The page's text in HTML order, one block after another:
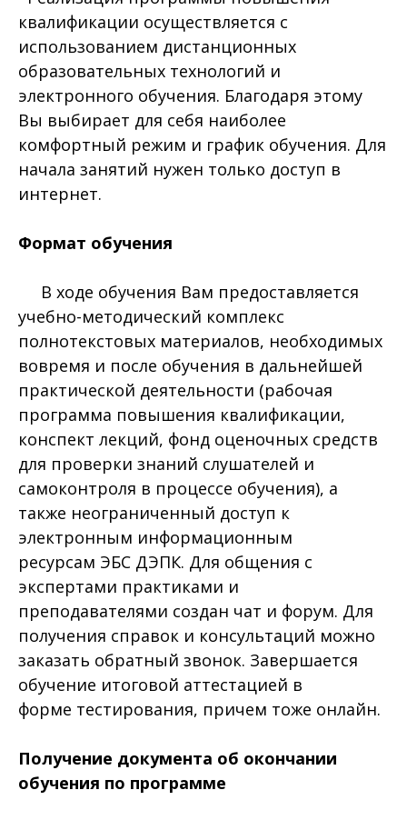
квалификации осуществляется с
использованием дистанционных
образовательных технологий и
электронного обучения. Благодаря этому
Вы выбирает для себя наиболее
комфортный режим и график обучения. Для
начала занятий нужен только доступ в
интернет.
Формат обучения
В ходе обучения Вам предоставляется
учебно-методический комплекс
полнотекстовых материалов, необходимых
вовремя и после обучения в дальнейшей
практической деятельности (рабочая
программа повышения квалификации,
конспект лекций, фонд оценочных средств
для проверки знаний слушателей и
самоконтроля в процессе обучения), а
также неограниченный доступ к
электронным информационным
ресурсам ЭБС ДЭПК. Для общения с
экспертами практиками и
преподавателями создан чат и форум. Для
получения справок и консультаций можно
заказать обратный звонок. Завершается
обучение итоговой аттестацией в
форме тестирования, причем тоже онлайн.
Получение документа об окончании
обучения по программе